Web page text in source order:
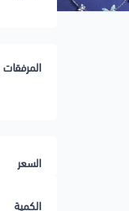
المرفقات
السعر
الكمية